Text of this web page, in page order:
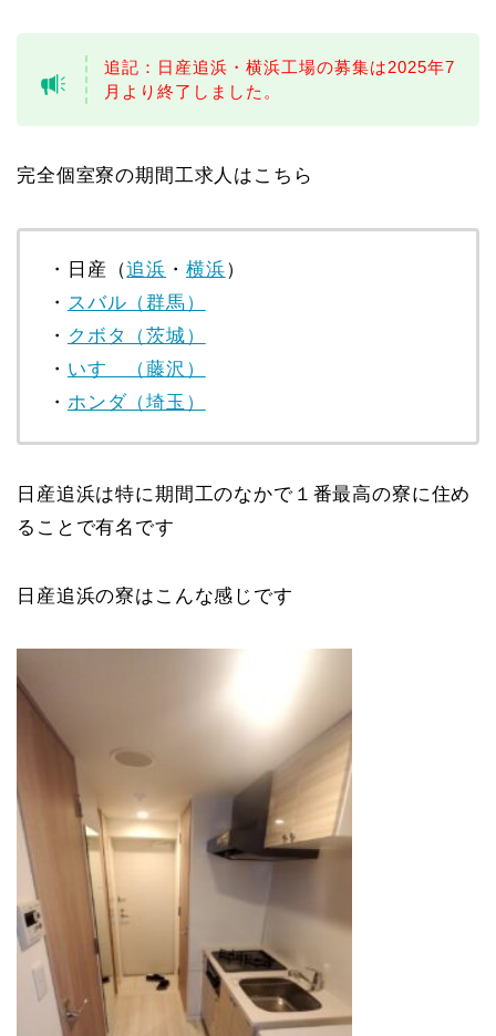
追記：日産追浜・横浜工場の募集は2025年7
月より終了しました。
完全個室寮の期間工求人はこちら
・日産（追浜 ・ 横浜）
・ スバル（群馬）
・ クボタ（茨城）
・ いすゞ（藤沢）
・ ホンダ（埼玉）
日産追浜は特に期間工のなかで１番最高の寮に住め
ることで有名です
日産追浜の寮はこんな感じです